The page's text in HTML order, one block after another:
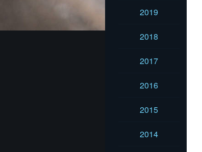
2019
2018
2017
2016
2015
2014